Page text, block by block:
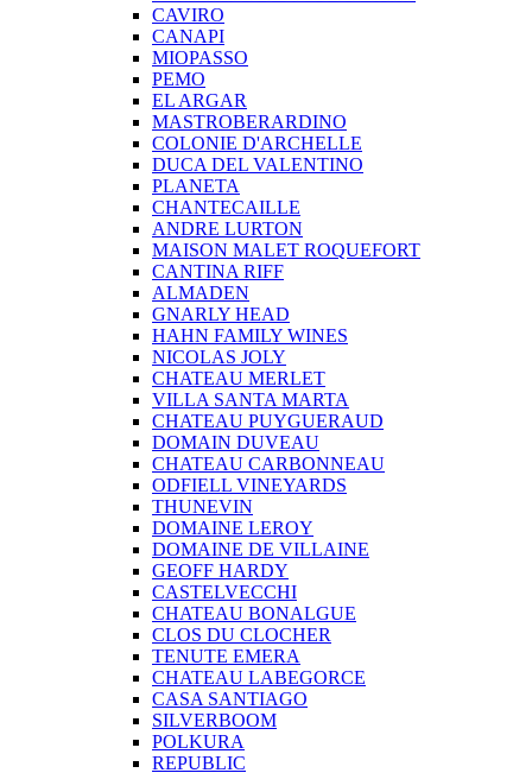
CAVIRO
CANAPI
MIOPASSO
PEMO
EL ARGAR
MASTROBERARDINO
COLONIE D'ARCHELLE
DUCA DEL VALENTINO
PLANETA
CHANTECAILLE
ANDRE LURTON
MAISON MALET ROQUEFORT
CANTINA RIFF
ALMADEN
GNARLY HEAD
HAHN FAMILY WINES
NICOLAS JOLY
CHATEAU MERLET
VILLA SANTA MARTA
CHATEAU PUYGUERAUD
DOMAIN DUVEAU
CHATEAU CARBONNEAU
ODFIELL VINEYARDS
THUNEVIN
DOMAINE LEROY
DOMAINE DE VILLAINE
GEOFF HARDY
CASTELVECCHI
CHATEAU BONALGUE
CLOS DU CLOCHER
TENUTE EMERA
CHATEAU LABEGORCE
CASA SANTIAGO
SILVERBOOM
POLKURA
REPUBLIC